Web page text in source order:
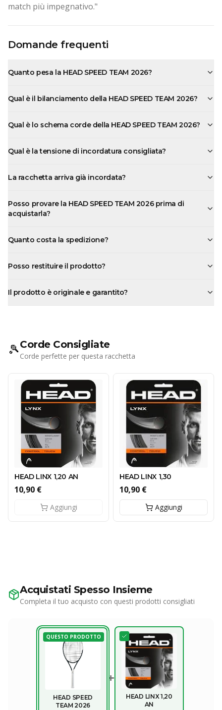
match più impegnativo."
Domande frequenti
Quanto pesa la HEAD SPEED TEAM 2026?
Qual è il bilanciamento della HEAD SPEED TEAM 2026?
Qual è lo schema corde della HEAD SPEED TEAM 2026?
Qual è la tensione di incordatura consigliata?
La racchetta arriva già incordata?
Posso provare la HEAD SPEED TEAM 2026 prima di
acquistarla?
Quanto costa la spedizione?
Posso restituire il prodotto?
Il prodotto è originale e garantito?
🎾Corde Consigliate
Corde perfette per questa racchetta
HEAD LINX 1,20 AN
10,90 €
Aggiungi
HEAD LINX 1,30
10,90 €
Aggiungi
Acquistati Spesso Insieme
Completa il tuo acquisto con questi prodotti consigliati
QUESTO PRODOTTO
HEAD SPEED
TEAM 2026
+
HEAD LINX 1,20
AN